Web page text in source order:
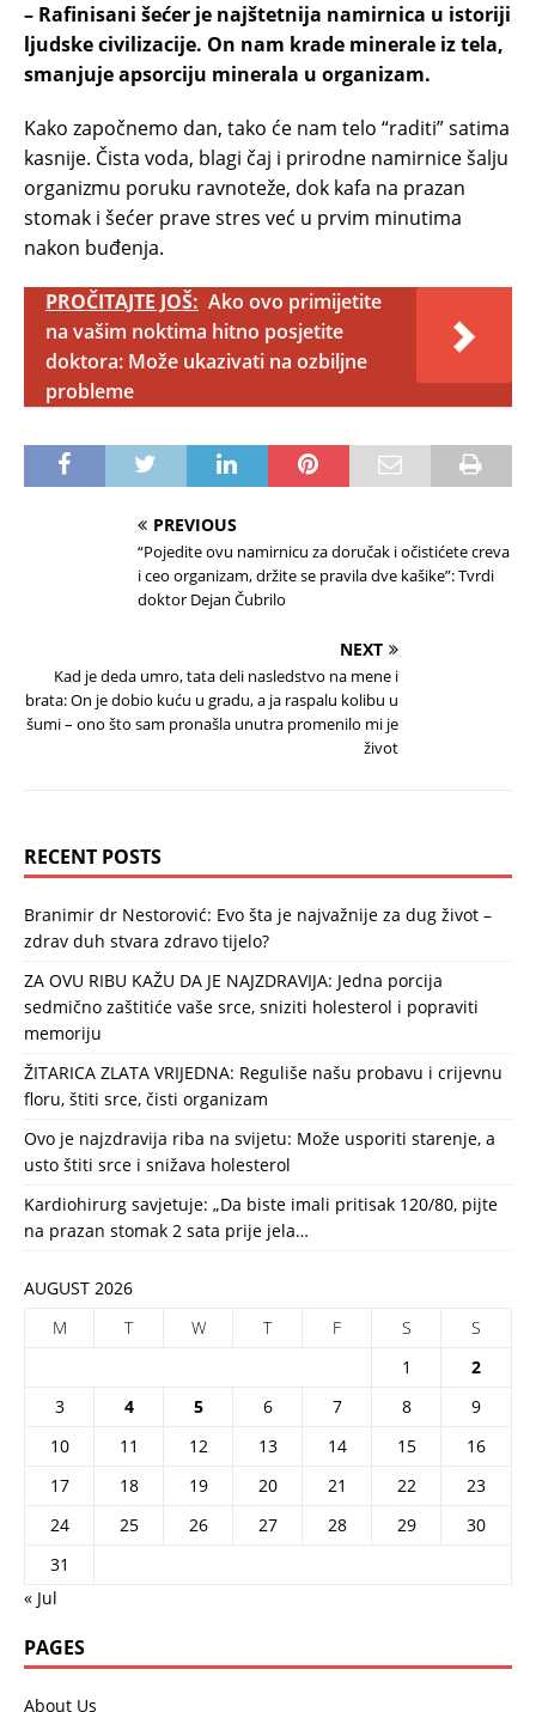
– Rafinisani šećer je najštetnija namirnica u istoriji
ljudske civilizacije. On nam krade minerale iz tela,
smanjuje apsorciju minerala u organizam.
Kako započnemo dan, tako će nam telo “raditi” satima
kasnije. Čista voda, blagi čaj i prirodne namirnice šalju
organizmu poruku ravnoteže, dok kafa na prazan
stomak i šećer prave stres već u prvim minutima
nakon buđenja.
PROČITAJTE JOŠ: Ako ovo primijetite
na vašim noktima hitno posjetite
doktora: Može ukazivati na ozbiljne
probleme
PREVIOUS
“Pojedite ovu namirnicu za doručak i očistićete creva
i ceo organizam, držite se pravila dve kašike”: Tvrdi
doktor Dejan Čubrilo
NEXT
Kad je deda umro, tata deli nasledstvo na mene i
brata: On je dobio kuću u gradu, a ja raspalu kolibu u
šumi – ono što sam pronašla unutra promenilo mi je
život
RECENT POSTS
Branimir dr Nestorović: Evo šta je najvažnije za dug život –
zdrav duh stvara zdravo tijelo?
ZA OVU RIBU KAŽU DA JE NAJZDRAVIJA: Jedna porcija
sedmično zaštitiće vaše srce, sniziti holesterol i popraviti
memoriju
ŽITARICA ZLATA VRIJEDNA: Reguliše našu probavu i crijevnu
floru, štiti srce, čisti organizam
Ovo je najzdravija riba na svijetu: Može usporiti starenje, a
usto štiti srce i snižava holesterol
Kardiohirurg savjetuje: „Da biste imali pritisak 120/80, pijte
na prazan stomak 2 sata prije jela…
AUGUST 2026
M
T W T F S
S
1
2
3
4 5 6 7 8
9
10
11 12 13 14 15
16
17
18 19 20 21 22
23
24
25 26 27 28 29
30
31
« Jul
PAGES
About Us